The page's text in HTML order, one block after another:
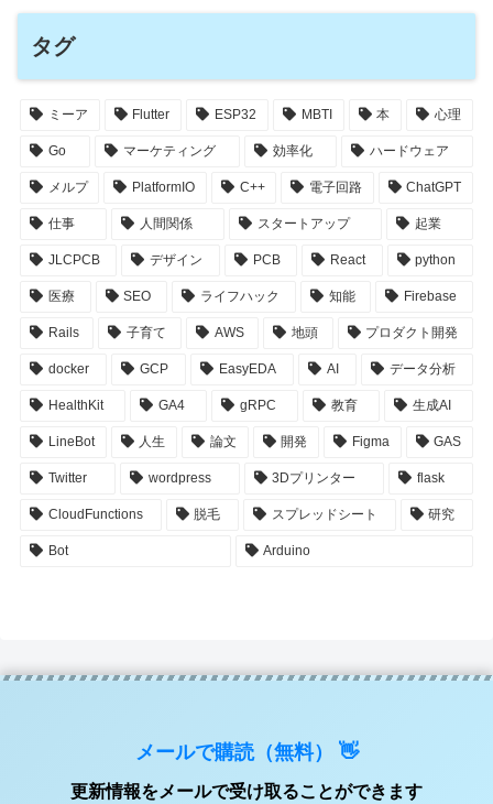
タグ
ミーア Flutter ESP32 MBTI 本 心理
Go マーケティング 効率化 ハードウェア
メルプ PlatformIO C++ 電子回路 ChatGPT
仕事 人間関係 スタートアップ 起業
JLCPCB デザイン PCB React python
医療 SEO ライフハック 知能 Firebase
Rails 子育て AWS 地頭 プロダクト開発
docker GCP EasyEDA AI データ分析
HealthKit GA4 gRPC 教育 生成AI
LineBot 人生 論文 開発 Figma GAS
Twitter wordpress 3Dプリンター flask
CloudFunctions 脱毛 スプレッドシート 研究
Bot Arduino
メールで購読（無料） 👋
更新情報をメールで受け取ることができます